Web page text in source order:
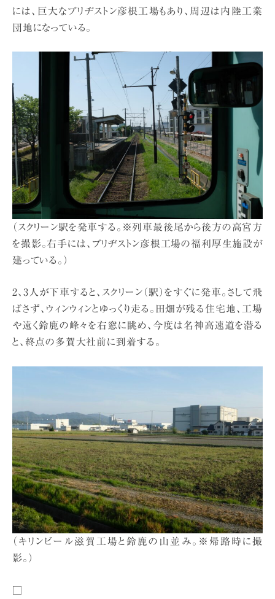
には、巨大なブリヂストン彦根工場もあり、周辺は内陸工業
団地になっている。
（スクリーン駅を発車する。※列車最後尾から後方の高宮方
を撮影。右手には、ブリヂストン彦根工場の福利厚生施設が
建っている。）
2、3人が下車すると、スクリーン（駅）をすぐに発車。さして飛
ばさず、ウィンウィンとゆっくり走る。田畑が残る住宅地、工場
や遠く鈴鹿の峰々を右窓に眺め、今度は名神高速道を潜る
と、終点の多賀大社前に到着する。
（キリンビール滋賀工場と鈴鹿の山並み。※帰路時に撮
影。）
□